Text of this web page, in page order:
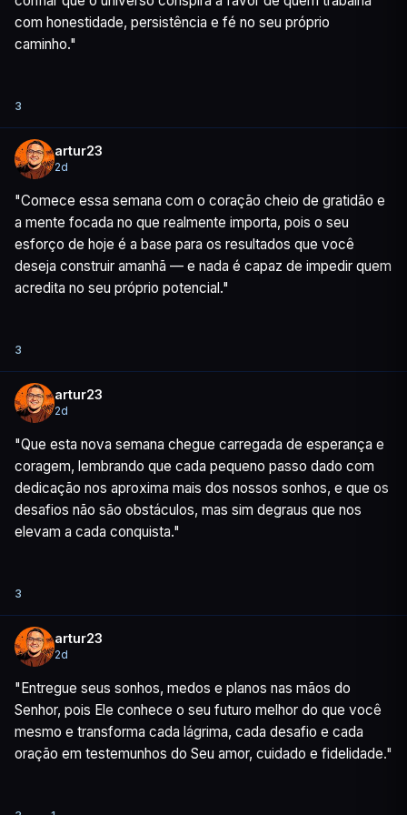
com honestidade, persistência e fé no seu próprio
caminho."
3
artur23
2d
"Comece essa semana com o coração cheio de gratidão e
a mente focada no que realmente importa, pois o seu
esforço de hoje é a base para os resultados que você
deseja construir amanhã — e nada é capaz de impedir quem
acredita no seu próprio potencial."
3
artur23
2d
"Que esta nova semana chegue carregada de esperança e
coragem, lembrando que cada pequeno passo dado com
dedicação nos aproxima mais dos nossos sonhos, e que os
desafios não são obstáculos, mas sim degraus que nos
elevam a cada conquista."
3
artur23
2d
"Entregue seus sonhos, medos e planos nas mãos do
Senhor, pois Ele conhece o seu futuro melhor do que você
mesmo e transforma cada lágrima, cada desafio e cada
oração em testemunhos do Seu amor, cuidado e fidelidade."